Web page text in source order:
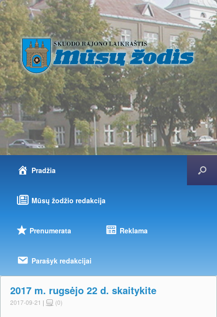
Pradžia
Mūsų žodžio redakcija
Prenumerata Reklama
Parašyk redakcijai
2017 m. rugsėjo 22 d. skaitykite
2017-09-21 | (0)